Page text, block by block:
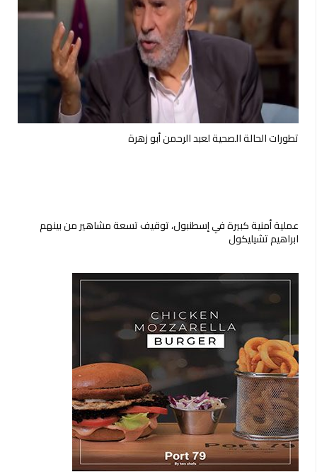
تطورات الحالة الصحية لعبد الرحمن أبو زهرة
عملية أمنية كبيرة في إسطنبول، توقيف تسعة مشاهير من بينهم
ابراهيم تشيليكول